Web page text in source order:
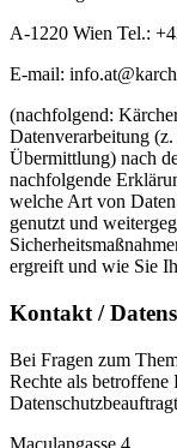
A-1220 Wien Tel.:
E-mail:
(nachfolgend:
Datenverarbeitung
Übermittlung) nach
nachfolgende
welche Art von
genutzt und
ergreift und wie Sie
Kontakt /
Bei Fragen zum
Rechte als betroffene
Maculangasse 4